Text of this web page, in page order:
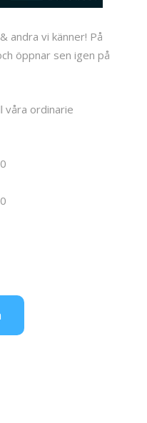
andra vi känner! På
öppnar sen igen på
våra ordinarie